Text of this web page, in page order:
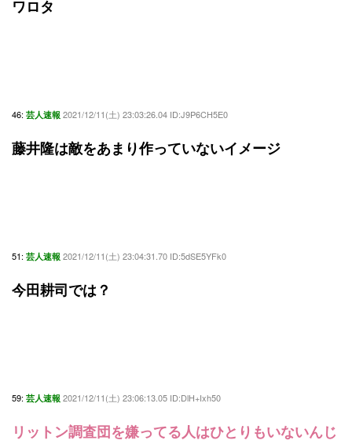
ワロタ
46: 芸人速報 2021/12/11(土) 23:03:26.04 ID:J9P6CH5E0
藤井隆は敵をあまり作っていないイメージ
51: 芸人速報 2021/12/11(土) 23:04:31.70 ID:5dSE5YFk0
今田耕司では？
59: 芸人速報 2021/12/11(土) 23:06:13.05 ID:DlH+Ixh50
リットン調査団を嫌ってる人はひとりもいないんじ